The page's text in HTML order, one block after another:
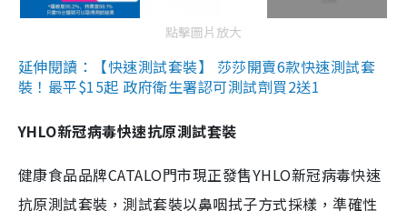
點擊圖片放大
延伸閱讀：【快速測試套裝】 莎莎開賣6款快速測試套
裝！最平$15起 政府衛生署認可測試劑買2送1
YHLO新冠病毒快速抗原測試套裝
健康食品品牌CATALO門市現正發售YHLO新冠病毒快速
抗原測試套裝，測試套裝以鼻咽拭子方式採樣，準確性